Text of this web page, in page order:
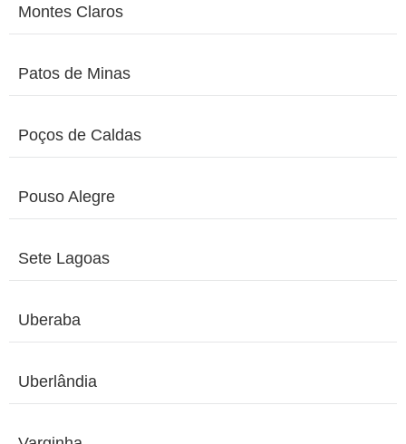
Montes Claros
Patos de Minas
Poços de Caldas
Pouso Alegre
Sete Lagoas
Uberaba
Uberlândia